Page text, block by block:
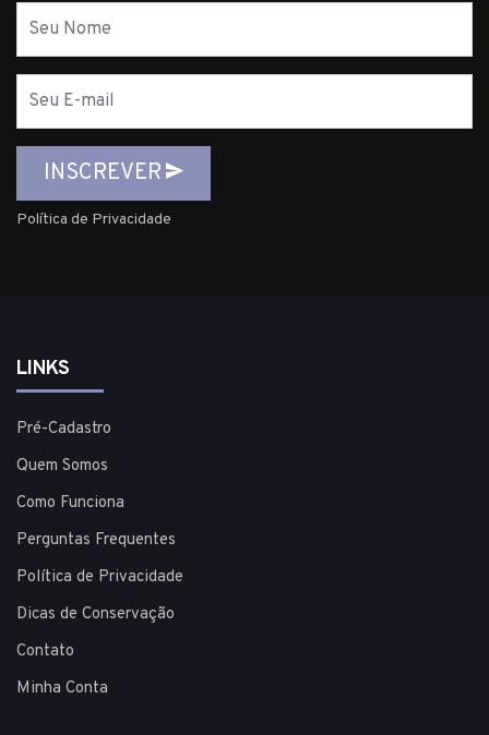
mail
INSCREVER
Política de Privacidade
LINKS
Pré-Cadastro
Quem Somos
Como Funciona
Perguntas Frequentes
Política de Privacidade
Dicas de Conservação
Contato
Minha Conta